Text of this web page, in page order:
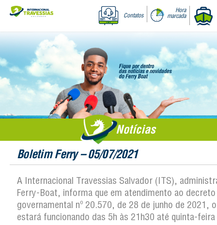
Contatos
Hora
marcada
Notícias
Boletim Ferry – 05/07/2021
A Internacional Travessias Salvador (ITS),
Ferry-Boat, informa que em atendimento ao decreto
governamental nº 20.570, de 28 de junho de 2021,
estará funcionando das 5h às 21h30 até quinta-